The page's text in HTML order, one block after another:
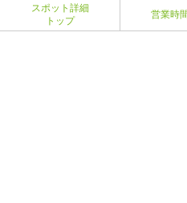
スポット詳細
トップ
営業時